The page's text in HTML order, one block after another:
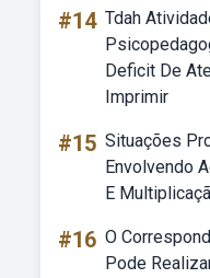
#14 Tdah
Deficit De
Imprimir
#15 Situações
Envolvendo
E
#16 O
Pode